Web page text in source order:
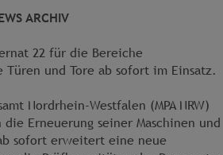
ARCHIV
22 für die Bereiche
Türen und Tore ab sofort im Einsatz.
Nordrhein-Westfalen (MPA NRW)
Erneuerung seiner Maschinen und
sofort erweitert eine neue